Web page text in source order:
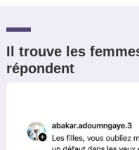
Il trouve les
répondent